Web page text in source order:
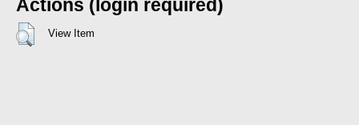
Actions (login required)
View Item